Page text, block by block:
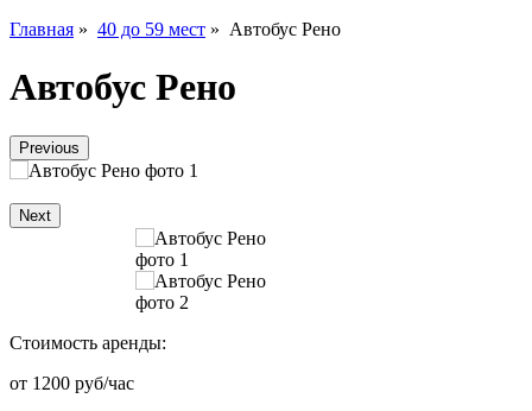
Главная » 40 до 59 мест » Автобус Рено
Автобус Рено
Previous
Next
Стоимость аренды:
от 1200 руб/час